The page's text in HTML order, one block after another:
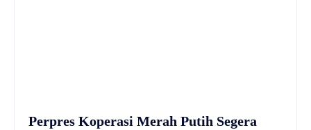
Perpres Koperasi Merah Putih Segera